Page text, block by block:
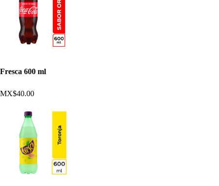
Fresca 600 ml
MX$40.00